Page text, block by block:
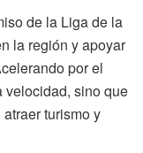
de la Liga de la
la región y apoyar
por el
velocidad, sino que
turismo y